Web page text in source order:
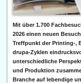
Mit über 1.700
2026 einen neuen
Treffpunkt der Printing-,
drupa-Zyklen
unterschiedliche
und Produktion
Branche auf lebendige